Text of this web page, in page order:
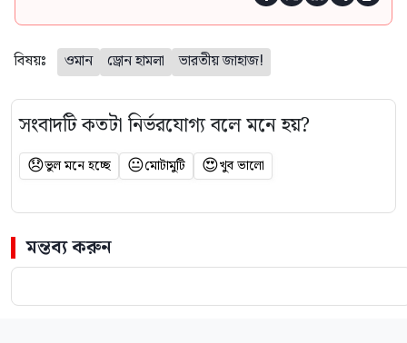
বিষয়ঃ ওমান ড্রোন হামলা ভারতীয় জাহাজ!
সংবাদটি কতটা নির্ভরযোগ্য বলে মনে হয়?
😞ভুল মনে হচ্ছে 😐মোটামুটি 😍খুব ভালো
মন্তব্য করুন